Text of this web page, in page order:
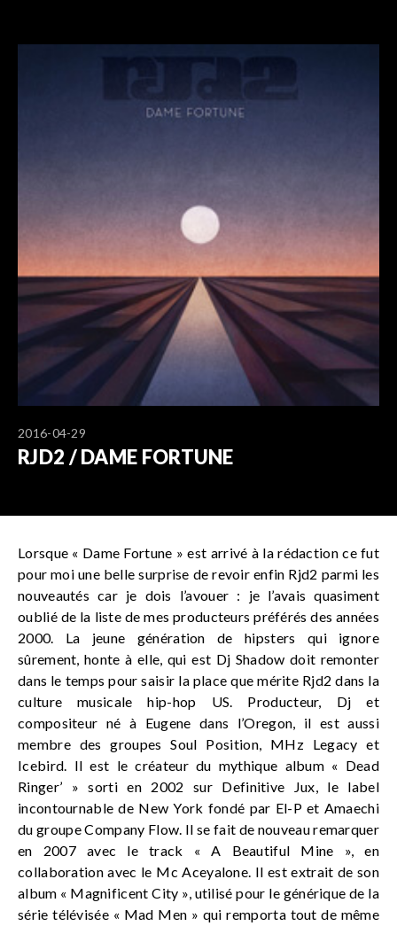
2016-04-29
RJD2 / DAME FORTUNE
Lorsque « Dame Fortune » est arrivé à la rédaction ce fut
pour moi une belle surprise de revoir enfin Rjd2 parmi les
nouveautés car je dois l’avouer : je l’avais quasiment
oublié de la liste de mes producteurs préférés des années
2000. La jeune génération de hipsters qui ignore
sûrement, honte à elle, qui est Dj Shadow doit remonter
dans le temps pour saisir la place que mérite Rjd2 dans la
culture musicale hip-hop US. Producteur, Dj et
compositeur né à Eugene dans l’Oregon, il est aussi
membre des groupes Soul Position, MHz Legacy et
Icebird. Il est le créateur du mythique album « Dead
Ringer’ » sorti en 2002 sur Definitive Jux, le label
incontournable de New York fondé par El-P et Amaechi
du groupe Company Flow. Il se fait de nouveau remarquer
en 2007 avec le track « A Beautiful Mine », en
collaboration avec le Mc Aceyalone. Il est extrait de son
album « Magnificent City », utilisé pour le générique de la
série télévisée « Mad Men » qui remporta tout de même